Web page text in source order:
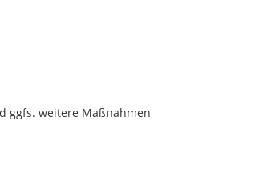
ggfs. weitere Maßnahmen